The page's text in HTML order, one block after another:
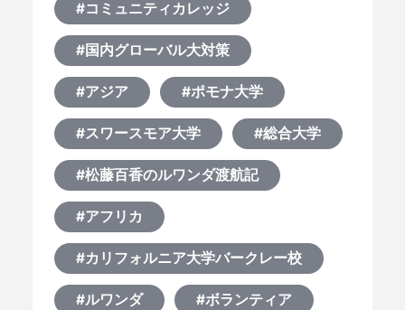
#コミュニティカレッジ
#国内グローバル大対策
#アジア #ポモナ大学
#スワースモア大学 #総合大学
#松藤百香のルワンダ渡航記
#アフリカ
#カリフォルニア大学バークレー校
#ルワンダ #ボランティア